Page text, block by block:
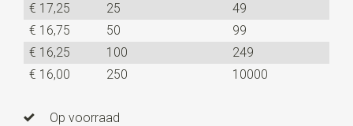
€ 17,25
25
49
€ 16,75
50
99
€ 16,25
100
249
€ 16,00
250 10000
Op voorraad